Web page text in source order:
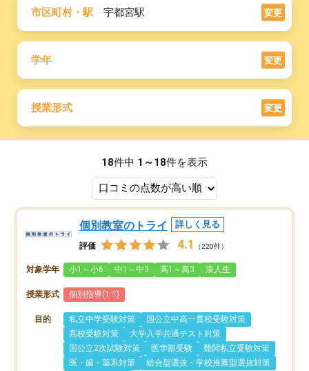
市区町村・駅 宇都宮駅 変更
学年 変更
授業形式 変更
18件中 1～18件を表示
個別教室のトライ 詳しく見る
評価 4.1 （220件）
対象学年 小1～小6 中1～中3 高1～高3 浪人生
授業形式 個別指導(1:1)
目的 私立中学受験対策
国公立中高一貫校受験対策
高校受験対策
大学入学共通テスト対策
国公立2次試験対策
医学部受験
難関私立受験対策
医・歯・薬系対策
総合型選抜・学校推薦型選抜対策